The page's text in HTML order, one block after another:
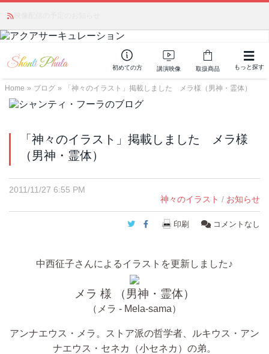
初めての方 講演映像 取扱商品 もっと探す
Home » ブログ » 「神々のイラスト」掲載しました メラ様（男神・霊体）
「神々のイラスト」掲載しました メラ様
（男神・霊体）
2011/11/27 6:55 PM
神々のイラスト / お知らせ
Twitter
Facebook
印刷 コメントなし
中西征子さんによるイラストを更新しました♪
メラ 様 （男神・霊体）
（メラ - Mela-sama）
アンナエウス・メラ。ストア派の哲学者、ルキウス・アン
ナエウス・セネカ（小セネカ）の弟。